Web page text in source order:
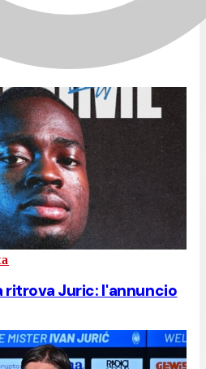
ritrova Juric: l'annuncio